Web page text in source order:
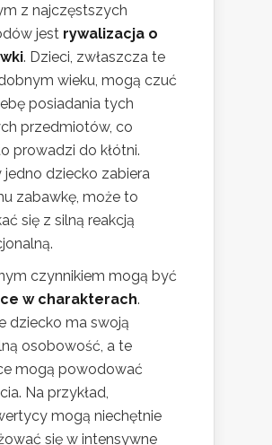
z najczęstszych
jest rywalizacja o
. Dzieci, zwłaszcza te
wieku, mogą czuć
posiadania tych
przedmiotów, co
prowadzi do kłótni.
jedno dziecko zabiera
zabawkę, może to
się z silną reakcją
czynnikiem mogą być
w charakterach.
dziecko ma swoją
osobowość, a te
mogą powodować
Na przykład,
mogą niechętnie
się w intensywne